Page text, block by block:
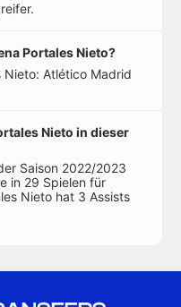
Portales Nieto?
Nieto: Atlético Madrid
Nieto in dieser
Saison 2022/2023
in 29 Spielen für
Nieto hat 3 Assists